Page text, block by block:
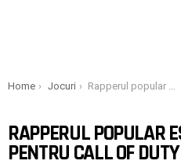
You are here:
Home Jocuri Rapperul popular este pregătit pentru Call of Duty
RAPPERUL POPULAR
PENTRU CALL OF DUTY